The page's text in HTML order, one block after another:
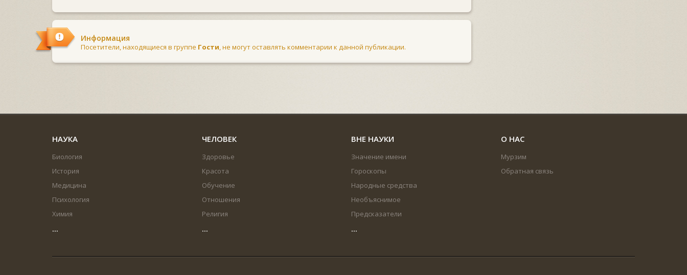
Информация
Посетители, находящиеся в группе Гости, не могут оставлять комментарии к данной публикации.
НАУКА
Биология
История
Медицина
Психология
Химия
...
ЧЕЛОВЕК
Здоровье
Красота
Обучение
Отношения
Религия
...
ВНЕ НАУКИ
Значение имени
Гороскопы
Народные средства
Необъяснимое
Предсказатели
...
О НАС
Мурзим
Обратная связь